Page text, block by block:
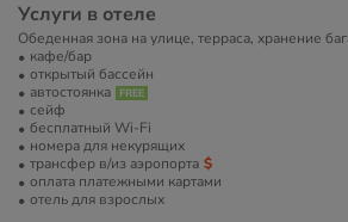
Услуги в отеле
Обеденная зона на улице, терраса, хранение
кафе/бар
открытый бассейн
автостоянка
сейф
бесплатный Wi-Fi
номера для некурящих
трансфер в/из аэропорта
оплата платежными картами
отель для взрослых